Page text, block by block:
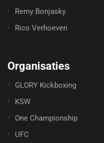
Remy Bonjasky
Rico Verhoeven
Organisaties
GLORY Kickboxing
KSW
One Championship
UFC